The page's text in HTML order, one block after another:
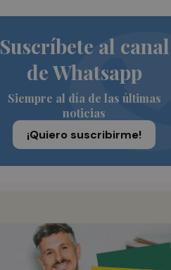
Suscríbete al canal
de Whatsapp
Siempre al día de las últimas
noticias
¡Quiero suscribirme!